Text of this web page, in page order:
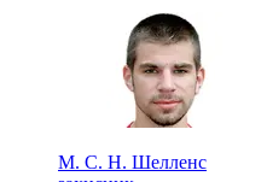
М. С. Н. Шелленс